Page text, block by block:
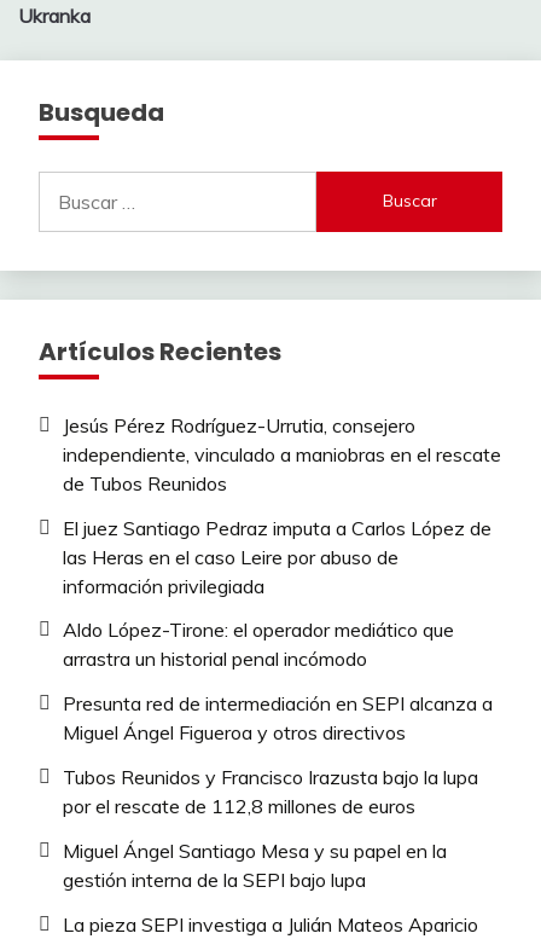
Ukranka
Busqueda
Artículos Recientes
Jesús Pérez Rodríguez-Urrutia, consejero
independiente, vinculado a maniobras en el rescate
de Tubos Reunidos
El juez Santiago Pedraz imputa a Carlos López de
las Heras en el caso Leire por abuso de
información privilegiada
Aldo López-Tirone: el operador mediático que
arrastra un historial penal incómodo
Presunta red de intermediación en SEPI alcanza a
Miguel Ángel Figueroa y otros directivos
Tubos Reunidos y Francisco Irazusta bajo la lupa
por el rescate de 112,8 millones de euros
Miguel Ángel Santiago Mesa y su papel en la
gestión interna de la SEPI bajo lupa
La pieza SEPI investiga a Julián Mateos Aparicio